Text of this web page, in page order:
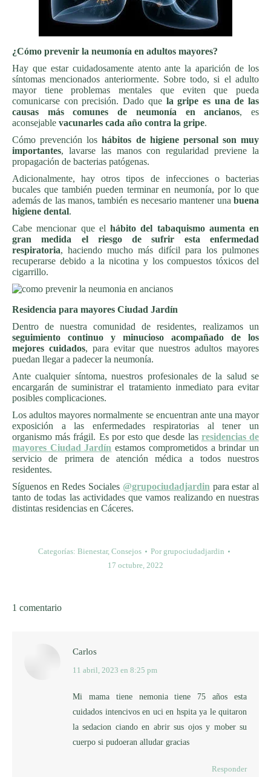
¿Cómo prevenir la neumonía en adultos mayores?
Hay que estar cuidadosamente atento ante la aparición de los
síntomas mencionados anteriormente. Sobre todo, si el adulto
mayor tiene problemas mentales que eviten que pueda
comunicarse con precisión. Dado que la gripe es una de las
causas más comunes de neumonía en ancianos, es
aconsejable vacunarles cada año contra la gripe.
Cómo prevención loshábitos de higiene personal son muy
importantes, lavarse las manos con regularidad previene la
propagación de bacterias patógenas.
Adicionalmente, hay otros tipos de infecciones o bacterias
bucales que también pueden terminar en neumonía, por lo que
además de las manos, también es necesario mantener una buena
higiene dental.
Cabe mencionar que el hábito del tabaquismo aumenta en
gran medida el riesgo de sufrir esta enfermedad
respiratoria, haciendo mucho más difícil para los pulmones
recuperarse debido a la nicotina y los compuestos tóxicos del
cigarrillo.
Residencia para mayores Ciudad Jardín
Dentro de nuestra comunidad de residentes, realizamos un
seguimiento continuo y minucioso acompañado de los
mejores cuidados, para evitar que nuestros adultos mayores
puedan llegar a padecer la neumonía.
Ante cualquier síntoma, nuestros profesionales de la salud se
encargarán de suministrar el tratamiento inmediato para evitar
posibles complicaciones.
Los adultos mayores normalmente se encuentran ante una mayor
exposición a las enfermedades respiratorias al tener un
organismo más frágil. Es por esto que desde las residencias de
mayores Ciudad Jardín estamos comprometidos a brindar un
servicio de primera de atención médica a todos nuestros
residentes.
Síguenos en Redes Sociales @grupociudadjardin para estar al
tanto de todas las actividades que vamos realizando en nuestras
distintas residencias en Cáceres.
Categorías: Bienestar, Consejos Por grupociudadjardin
17 octubre, 2022
1 comentario
Carlos
dice:
11 abril, 2023 en 8:25 pm
Mi mama tiene nemonia tiene 75 años esta
cuidados intencivos en uci en hspita ya le quitaron
la sedacion ciando en abrir sus ojos y mober su
cuerpo si pudoeran alludar gracias
Responder